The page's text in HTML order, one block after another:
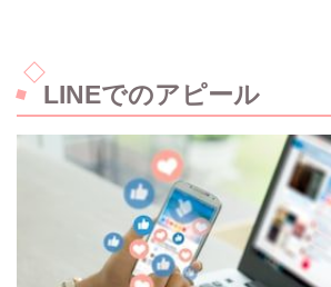
LINEでのアピール